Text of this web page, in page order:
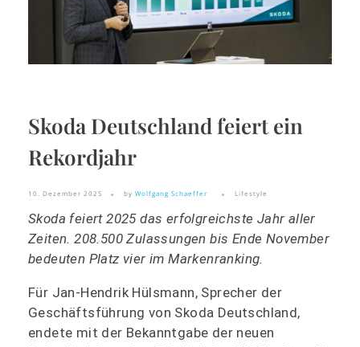
Skoda Deutschland feiert ein
Rekordjahr
10. Dezember 2025 by Wolfgang Schaeffer Lifestyle
Skoda feiert 2025 das erfolgreichste Jahr aller
Zeiten. 208.500 Zulassungen bis Ende November
bedeuten Platz vier im Markenranking.
Für Jan-Hendrik Hülsmann, Sprecher der
Geschäftsführung von Skoda Deutschland,
endete mit der Bekanntgabe der neuen